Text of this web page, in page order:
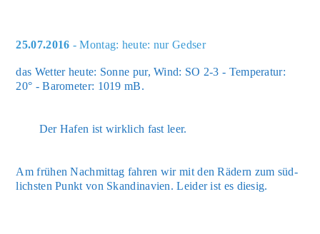
25.07.2016 - Montag: heute: nur Gedser
das Wet­ter heu­te: Son­ne pur, Wind: SO 2-3 - Tem­pe­ra­tur:
20° - Baro­me­ter: 1019 mB.
Der Hafen ist wirk­lich fast leer.
Am frü­hen Nach­mit­tag fah­ren wir mit den Rädern zum süd­
lichs­ten Punkt von Skan­di­na­vi­en. Lei­der ist es die­sig.